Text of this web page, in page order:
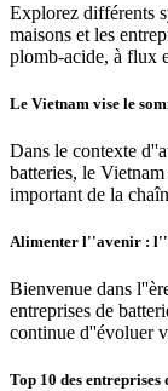
Explorez différents
maisons et les
plomb-acide, à flux
Le Vietnam vise le
Dans le contexte
batteries, le
important de la
Alimenter l''avenir :
Bienvenue dans
entreprises de
continue d''évoluer
Top 10 des